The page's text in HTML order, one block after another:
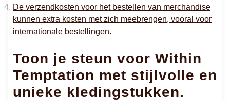
De verzendkosten voor het bestellen van merchandise
kunnen extra kosten met zich meebrengen, vooral voor
internationale bestellingen.
Toon je steun voor Within
Temptation met stijlvolle en
unieke kledingstukken.